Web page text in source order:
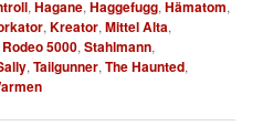
,Hagane,Haggefugg,Hämatom,
,Kreator,Mittel Alta,
Rodeo 5000,Stahlmann,
,Tailgunner,The Haunted,